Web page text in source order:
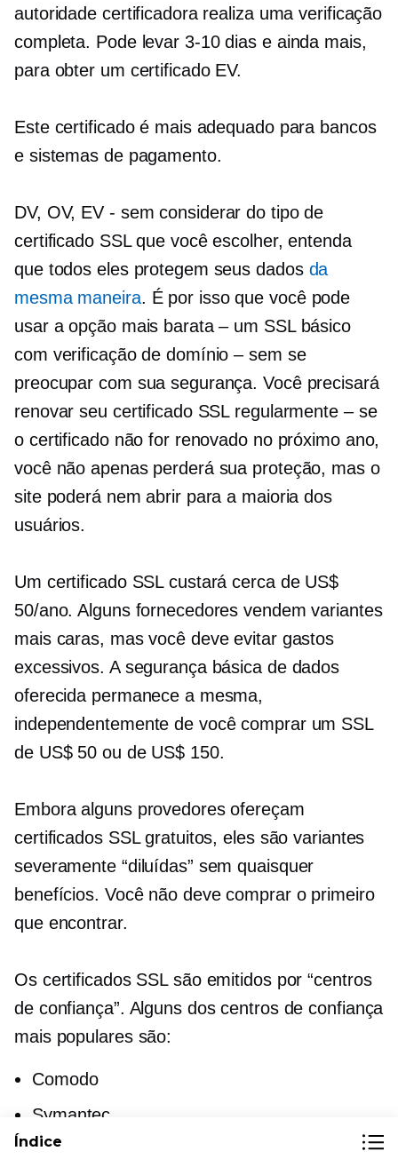
autoridade certificadora realiza uma verificação
completa. Pode levar 3-10 dias eainda mais,
para obter um certificado EV.
Este certificado é mais adequado para bancos
e sistemas de pagamento.
DV, OV, EV - sem considerar do tipo de
certificado SSL que você escolher, entenda
que todos eles protegem seus dados da
mesma maneira. É por isso que você pode
usar a opção mais barata – um SSL básico
com verificação de domínio – sem se
preocupar com sua segurança. Você precisará
renovar seu certificado SSL regularmente – se
o certificado não for renovado no próximo ano,
você não apenas perderá sua proteção, mas o
site poderá nem abrir para a maioria dos
usuários.
Um certificado SSL custará cerca de US$
50/ano. Alguns fornecedores vendem variantes
mais caras, mas você deve evitar gastos
excessivos. A segurança básica de dados
oferecida permanece a mesma,
independentemente de você comprar um SSL
de US$ 50 ou de US$ 150.
Embora alguns provedores ofereçam
certificados SSL gratuitos, eles são variantes
severamente “diluídas” sem quaisquer
benefícios. Você não deve comprar o primeiro
que encontrar.
Os certificados SSL são emitidos por “centros
de confiança”. Alguns dos centros de confiança
mais populares são:
Comodo
Symantec
Digicert
Índice